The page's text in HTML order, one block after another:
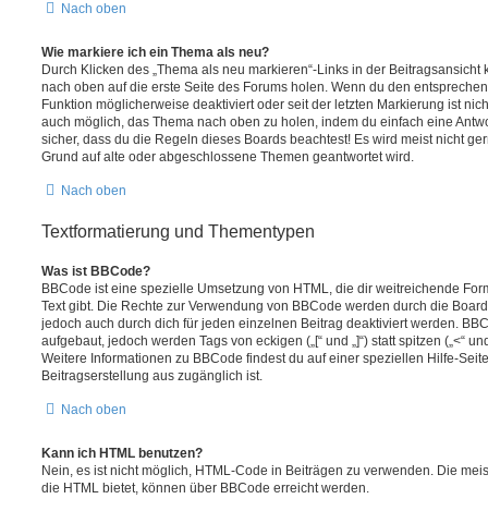
Nach oben
Wie markiere ich ein Thema als neu?
Durch Klicken des „Thema als neu markieren“-Links in der
nach oben auf die erste Seite des Forums holen. Wenn du den
Funktion möglicherweise deaktiviert oder seit der letzten Markierung ist
auch möglich, das Thema nach oben zu holen, indem du einfach eine
sicher, dass du die Regeln dieses Boards beachtest! Es wird meist nicht
Grund auf alte oder abgeschlossene Themen geantwortet wird.
Nach oben
Textformatierung und Thementypen
Was ist BBCode?
BBCode ist eine spezielle Umsetzung von HTML, die dir weitreichende
Text gibt. Die Rechte zur Verwendung von BBCode werden durch die
jedoch auch durch dich für jeden einzelnen Beitrag deaktiviert werden.
aufgebaut, jedoch werden Tags von eckigen („[“ und „]“) statt spitzen („<“
Weitere Informationen zu BBCode findest du auf einer speziellen Hilfe-
Beitragserstellung aus zugänglich ist.
Nach oben
Kann ich HTML benutzen?
Nein, es ist nicht möglich, HTML-Code in Beiträgen zu verwenden. Die
die HTML bietet, können über BBCode erreicht werden.